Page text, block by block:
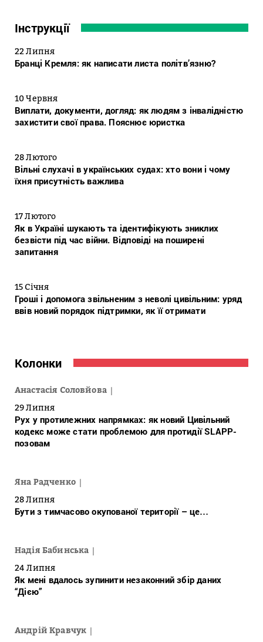
Інструкції
22 Липня
Бранці Кремля: як написати листа політв’язню?
10 Червня
Виплати, документи, догляд: як людям з інвалідністю
захистити свої права. Пояснює юристка
28 Лютого
Вільні слухачі в українських судах: хто вони і чому
їхня присутність важлива
17 Лютого
Як в Україні шукають та ідентифікують зниклих
безвісти під час війни. Відповіді на поширені
запитання
15 Січня
Гроші і допомога звільненим з неволі цивільним: уряд
ввів новий порядок підтримки, як її отримати
Колонки
Анастасія Соловйова
29 Липня
Рух у протилежних напрямках: як новий Цивільний
кодекс може стати проблемою для протидії SLAPP-
позовам
Яна Радченко
28 Липня
Бути з тимчасово окупованої території – це…
Надія Бабинська
24 Липня
Як мені вдалось зупинити незаконний збір даних
“Дією”
Андрій Кравчук